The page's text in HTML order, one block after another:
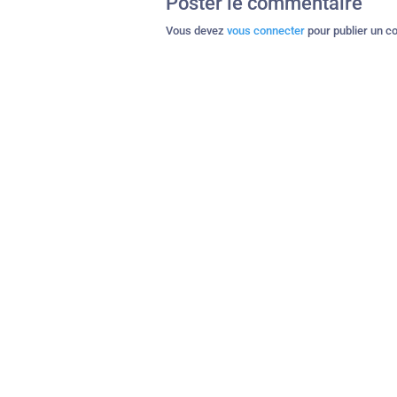
Vous devez vous connecter pour publier un